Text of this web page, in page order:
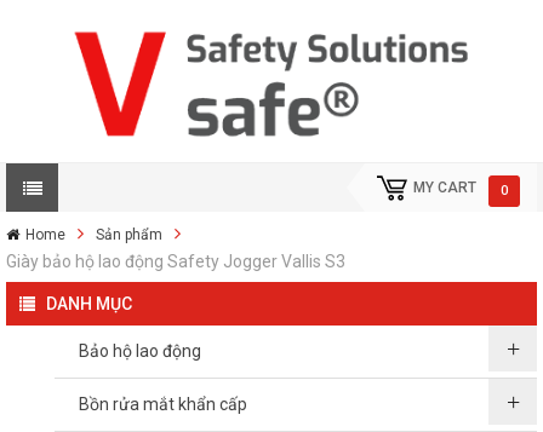
MY CART 0
Home Sản phẩm
Giày bảo hộ lao động Safety Jogger Vallis S3
DANH MỤC
Bảo hộ lao động
Bồn rửa mắt khẩn cấp